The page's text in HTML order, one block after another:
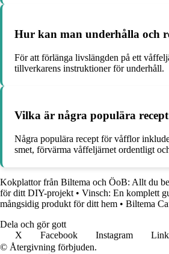
Hur kan man underhålla och
För att förlänga livslängden på ett
tillverkarens instruktioner för underhåll.
Vilka är några populära
Några populära recept för våfflor
smet, förvärma våffeljärnet ordentligt
Kokplattor från Biltema och ÖoB: Allt du
för ditt DIY-projekt • Vinsch: En komplett
mångsidig produkt för ditt hem • Biltema
Dela och gör gott
X
Facebook Instagram
© Återgivning förbjuden.